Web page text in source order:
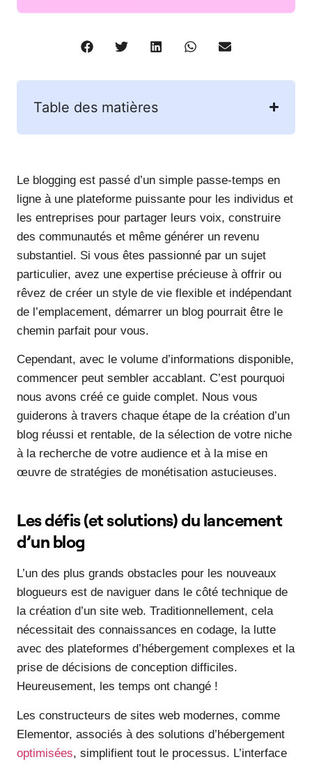
Table des matières
Le blogging est passé d’un simple passe-temps en
ligne à une plateforme puissante pour les individus et
les entreprises pour partager leurs voix, construire
des communautés et même générer un revenu
substantiel. Si vous êtes passionné par un sujet
particulier, avez une expertise précieuse à offrir ou
rêvez de créer un style de vie flexible et indépendant
de l’emplacement, démarrer un blog pourrait être le
chemin parfait pour vous.
Cependant, avec le volume d’informations disponible,
commencer peut sembler accablant. C’est pourquoi
nous avons créé ce guide complet. Nous vous
guiderons à travers chaque étape de la création d’un
blog réussi et rentable, de la sélection de votre niche
à la recherche de votre audience et à la mise en
œuvre de stratégies de monétisation astucieuses.
Les défis (et solutions) du lancement
d’un blog
L’un des plus grands obstacles pour les nouveaux
blogueurs est de naviguer dans le côté technique de
la création d’un site web. Traditionnellement, cela
nécessitait des connaissances en codage, la lutte
avec des plateformes d’hébergement complexes et la
prise de décisions de conception difficiles.
Heureusement, les temps ont changé !
Les constructeurs de sites web modernes, comme
Elementor, associés à des solutions d’hébergement
optimisées, simplifient tout le processus. L’interface